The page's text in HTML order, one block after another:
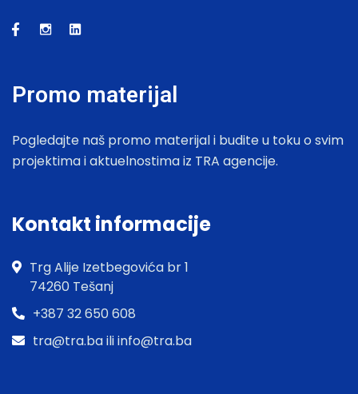
Promo materijal
Pogledajte naš promo materijal i budite u toku o svim
projektima i aktuelnostima iz TRA agencije.
Kontakt informacije
Trg Alije Izetbegovića br 1
74260 Tešanj
+387 32 650 608
tra@tra.ba ili info@tra.ba